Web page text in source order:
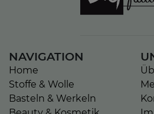
NAVIGATION
Home
Stoffe & Wolle
Basteln & Werkeln